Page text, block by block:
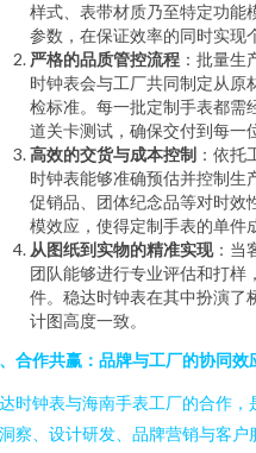
样式、表带材质乃至特定功能
参数，在保证效率的同时实现
严格的品质管控流程 ：批量
时钟表会与工厂共同制定从原
检标准。每一批定制手表都需
道关卡测试，确保交付到每一
高效的交货与成本控制 ：依
时钟表能够准确预估并控制生
促销品、团体纪念品等对时效
模效应，使得定制手表的单件
从图纸到实物的精准实现：当
团队能够进行专业评估和打样
件。稳达时钟表在其中扮演了
计图高度一致。
合作共赢：品牌与工厂的协同效
时钟表与海南手表工厂的合作
察、设计研发、品牌营销与客